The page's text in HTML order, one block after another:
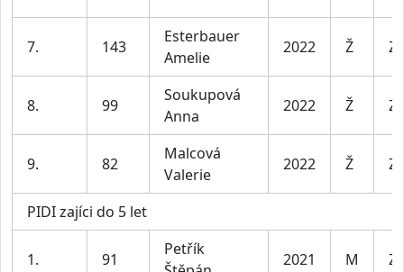
7. 143
Esterbauer
Amelie
2022 Ž
8. 99
Soukupová
Anna
2022 Ž
9. 82
Malcová
Valerie
2022 Ž
PIDI zajíci do 5 let
1. 91
Petřík
2021 M